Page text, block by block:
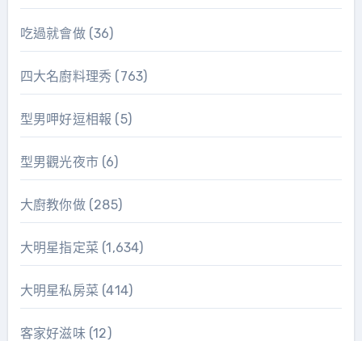
吃過就會做(36)
四大名廚料理秀 (763)
型男呷好逗相報 (5)
型男觀光夜市(6)
大廚教你做(285)
大明星指定菜 (1,634)
大明星私房菜 (414)
客家好滋味(12)